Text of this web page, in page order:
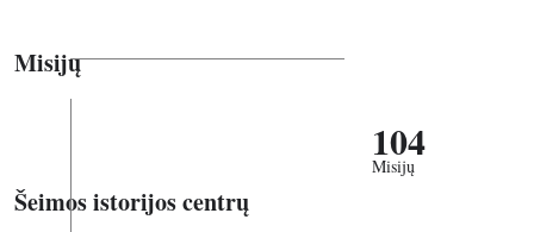
Misijų
104
Misijų
Šeimos istorijos centrų